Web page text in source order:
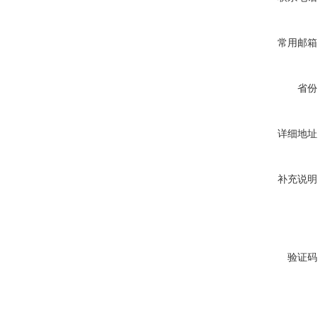
常用邮
省
详细地
补充说
验证